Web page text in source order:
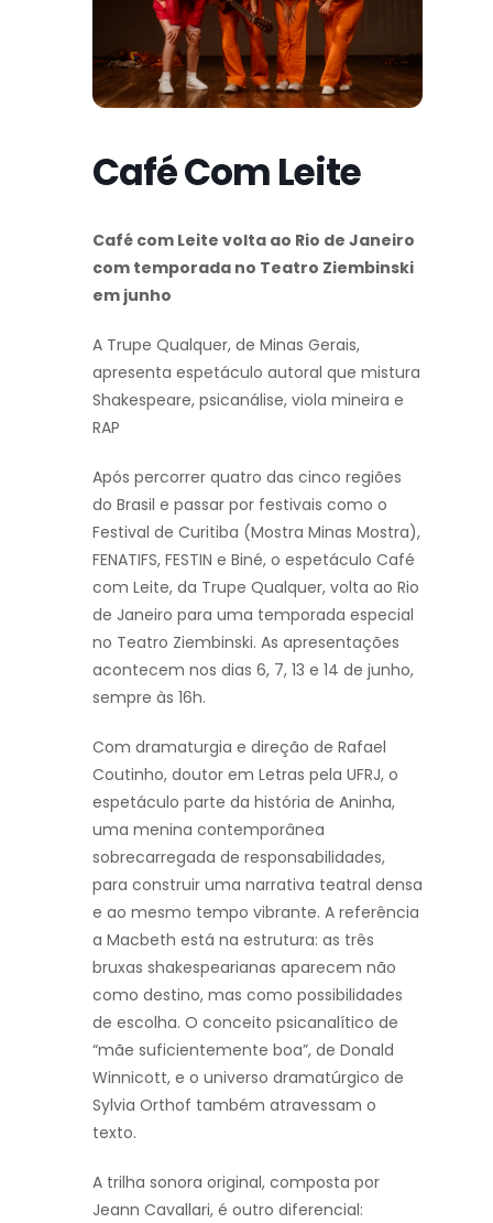
Café Com Leite
Café com Leite volta ao Rio de Janeiro
com temporada no Teatro Ziembinski
em junho
A Trupe Qualquer, de Minas Gerais,
apresenta espetáculo autoral que mistura
Shakespeare, psicanálise, viola mineira e
RAP
Após percorrer quatro das cinco regiões
do Brasil e passar por festivais como o
Festival de Curitiba (Mostra Minas Mostra),
FENATIFS, FESTIN e Biné, o espetáculo Café
com Leite, da Trupe Qualquer, volta ao Rio
de Janeiro para uma temporada especial
no Teatro Ziembinski. As apresentações
acontecem nos dias 6, 7, 13 e 14 de junho,
sempre às 16h.
Com dramaturgia e direção de Rafael
Coutinho, doutor em Letras pela UFRJ, o
espetáculo parte da história de Aninha,
uma menina contemporânea
sobrecarregada de responsabilidades,
para construir uma narrativa teatral densa
e ao mesmo tempo vibrante. A referência
a Macbeth está na estrutura: as três
bruxas shakespearianas aparecem não
como destino, mas como possibilidades
de escolha. O conceito psicanalítico de
“mãe suficientemente boa”, de Donald
Winnicott, e o universo dramatúrgico de
Sylvia Orthof também atravessam o
texto.
A trilha sonora original, composta por
Jeann Cavallari, é outro diferencial: